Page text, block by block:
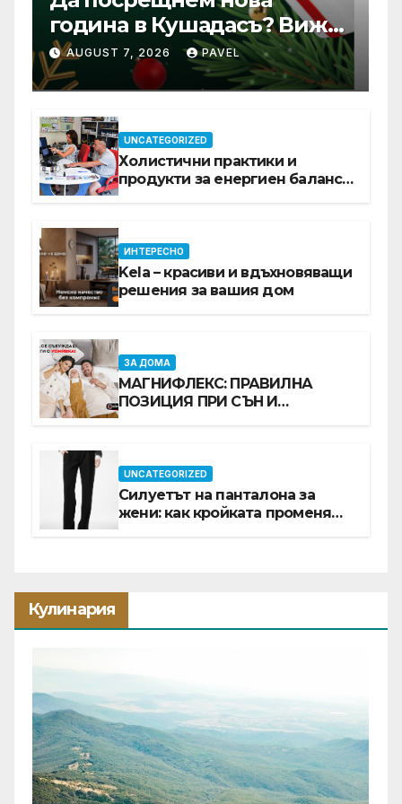
година в Кушадасъ? Вижте
защо си заслужава …
AUGUST 7, 2026 PAVEL
UNCATEGORIZED
Холистични практики и
продукти за енергиен баланс в
ИНТЕРЕСНО
Kela – красиви и вдъхновяващи
решения за вашия дом
ЗА ДОМА
МАГНИФЛЕКС: ПРАВИЛНА
ПОЗИЦИЯ ПРИ СЪН И
UNCATEGORIZED
Силуетът на панталона за
жени: как кройката променя
Кулинария